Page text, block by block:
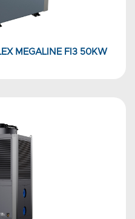
MEGALINE FI3 50KW